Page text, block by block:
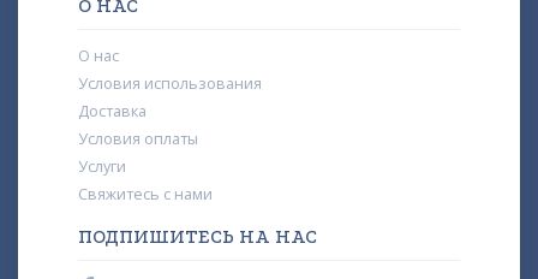
О НАС
О нас
Условия использования
Доставка
Условия оплаты
Услуги
Свяжитесь с нами
ПОДПИШИТЕСЬ НА НАС